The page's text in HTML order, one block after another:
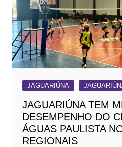
JAGUARIÚNA
JAGUARIÚNA TEM
DESEMPENHO DO
ÁGUAS PAULISTA
REGIONAIS